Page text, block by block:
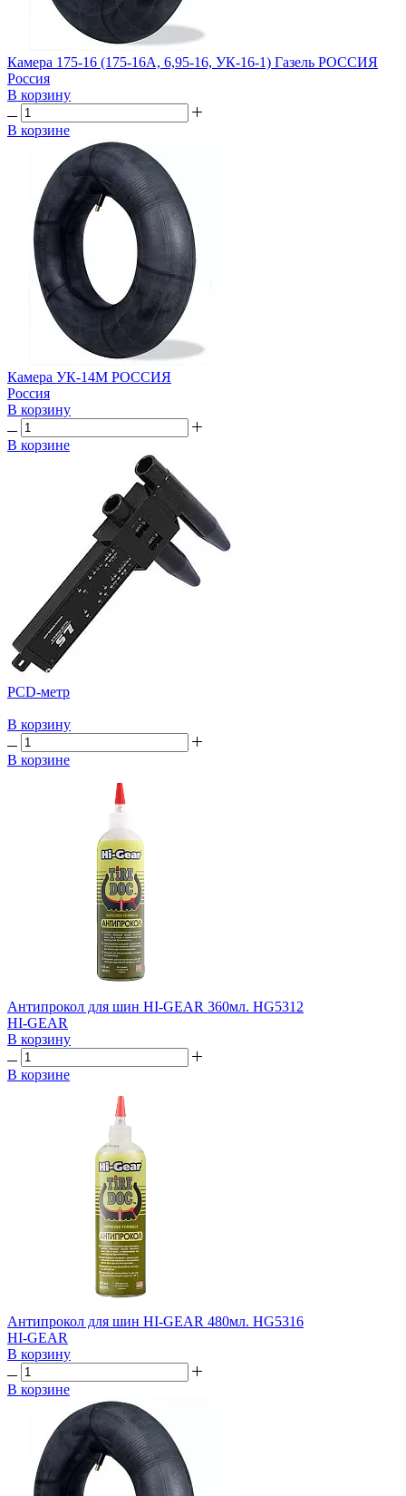
Камера 175-16 (175-16А, 6,95-16, УК-16-1) Газель РОССИЯ
Россия
В корзину
В корзине
Камера УК-14М РОССИЯ
Россия
В корзину
В корзине
PCD-метр
В корзину
В корзине
Антипрокол для шин HI-GEAR 360мл. HG5312
HI-GEAR
В корзину
В корзине
Антипрокол для шин HI-GEAR 480мл. HG5316
HI-GEAR
В корзину
В корзине